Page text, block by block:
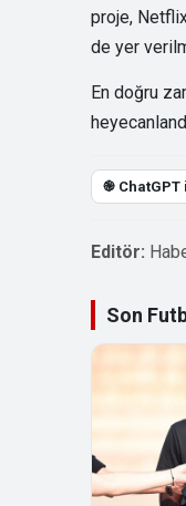
proje,
de yer
En doğru
֎ ChatGPT
Editör:
Son